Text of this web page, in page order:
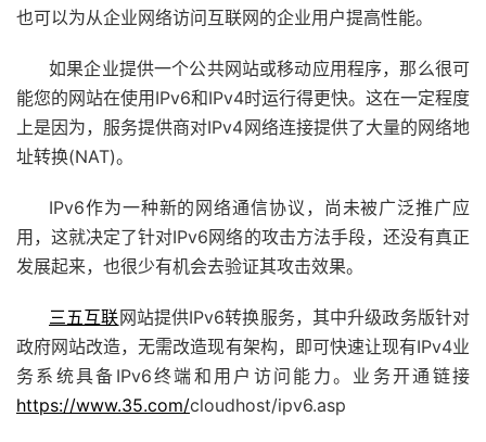
也可以为从企业网络访问互联网的企业用户提高性能。
如果企业提供一个公共网站或移动应用程序，那么很可
能您的网站在使用IPv6和IPv4时运行得更快。这在一定程度
上是因为，服务提供商对IPv4网络连接提供了大量的网络地
址转换(NAT)。
IPv6作为一种新的网络通信协议，尚未被广泛推广应
用，这就决定了针对IPv6网络的攻击方法手段，还没有真正
发展起来，也很少有机会去验证其攻击效果。
三五互联网站提供IPv6转换服务，其中升级政务版针对
政府网站改造，无需改造现有架构，即可快速让现有IPv4业
务系统具备IPv6终端和用户访问能力。业务开通链接
https://www.35.com/cloudhost/ipv6.asp